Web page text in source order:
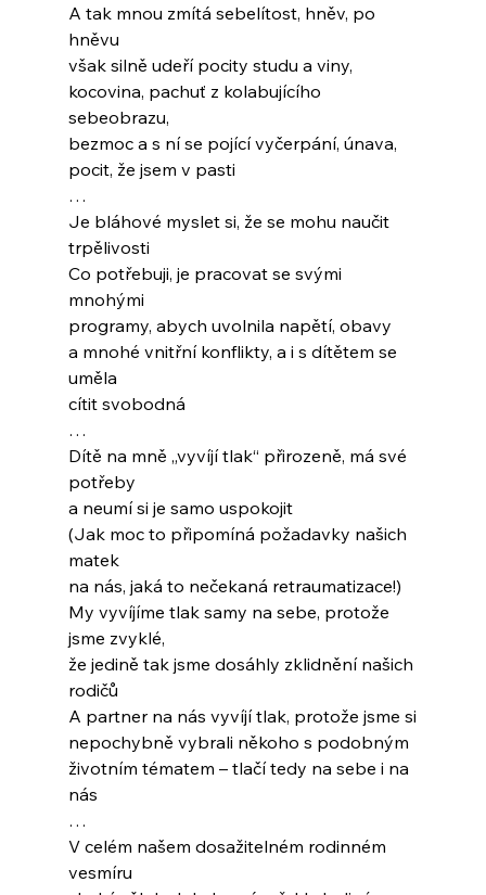
A tak mnou zmítá sebelítost, hněv, po
hněvu
však silně udeří pocity studu a viny,
kocovina, pachuť z kolabujícího
sebeobrazu,
bezmoc a s ní se pojící vyčerpání, únava,
pocit, že jsem v pasti
…
Je bláhové myslet si, že se mohu naučit
trpělivosti
Co potřebuji, je pracovat se svými
mnohými
programy, abych uvolnila napětí, obavy
a mnohé vnitřní konflikty, a i s dítětem se
uměla
cítit svobodná
…
Dítě na mně „vyvíjí tlak“ přirozeně, má své
potřeby
a neumí si je samo uspokojit
(Jak moc to připomíná požadavky našich
matek
na nás, jaká to nečekaná retraumatizace!)
My vyvíjíme tlak samy na sebe, protože
jsme zvyklé,
že jedině tak jsme dosáhly zklidnění našich
rodičů
A partner na nás vyvíjí tlak, protože jsme si
nepochybně vybrali někoho s podobným
životním tématem – tlačí tedy na sebe i na
nás
…
V celém našem dosažitelném rodinném
vesmíru